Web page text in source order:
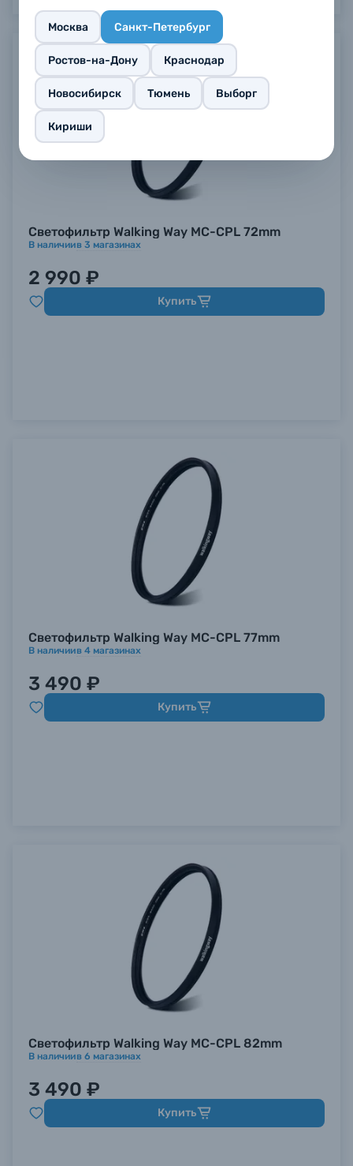
Москва Санкт-Петербург
Ростов-на-Дону Краснодар
Новосибирск Тюмень Выборг
Кириши
Светофильтр Walking Way MC-CPL 72mm
В наличиив 3 магазинах
2 990 ₽
Купить
Светофильтр Walking Way MC-CPL 77mm
В наличиив 4 магазинах
3 490 ₽
Купить
Светофильтр Walking Way MC-CPL 82mm
В наличиив 6 магазинах
3 490 ₽
Купить